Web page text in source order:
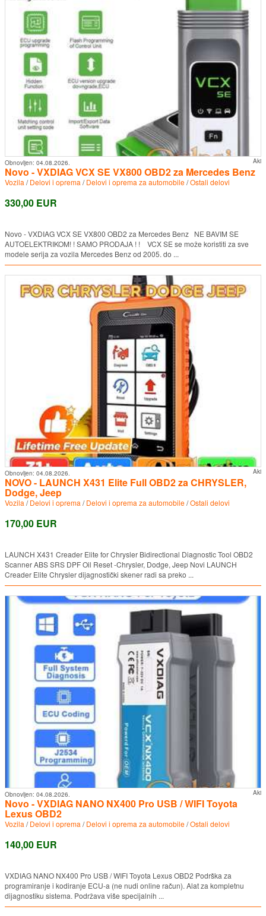
Aki
Obnovljen: 04.08.2026.
Novo - VXDIAG VCX SE VX800 OBD2 za Mercedes Benz
Vozila /Delovi i oprema /Delovi i oprema za automobile/Ostali delovi
330,00 EUR
Novo - VXDIAG VCX SE VX800 OBD2 za Mercedes Benz NE BAVIM SE
AUTOELEKTRIKOM! ! SAMO PRODAJA ! ! VCX SE se može koristiti za sve
modele serija za vozila Mercedes Benz od 2005. do ...
Aki
Obnovljen: 04.08.2026.
NOVO - LAUNCH X431 Elite Full OBD2 za CHRYSLER,
Dodge, Jeep
Vozila /Delovi i oprema /Delovi i oprema za automobile/Ostali delovi
170,00 EUR
LAUNCH X431 Creader Elite for Chrysler Bidirectional Diagnostic Tool OBD2
Scanner ABS SRS DPF Oil Reset -Chrysler, Dodge, Jeep Novi LAUNCH
Creader Elite Chrysler dijagnostički skener radi sa preko ...
Aki
Obnovljen: 04.08.2026.
Novo - VXDIAG NANO NX400 Pro USB / WIFI Toyota
Lexus OBD2
Vozila /Delovi i oprema /Delovi i oprema za automobile/Ostali delovi
140,00 EUR
VXDIAG NANO NX400 Pro USB / WIFI Toyota Lexus OBD2 Podrška za
programiranje i kodiranje ECU-a (ne nudi online račun). Alat za kompletnu
dijagnostiku sistema. Podržava više specijalnih ...